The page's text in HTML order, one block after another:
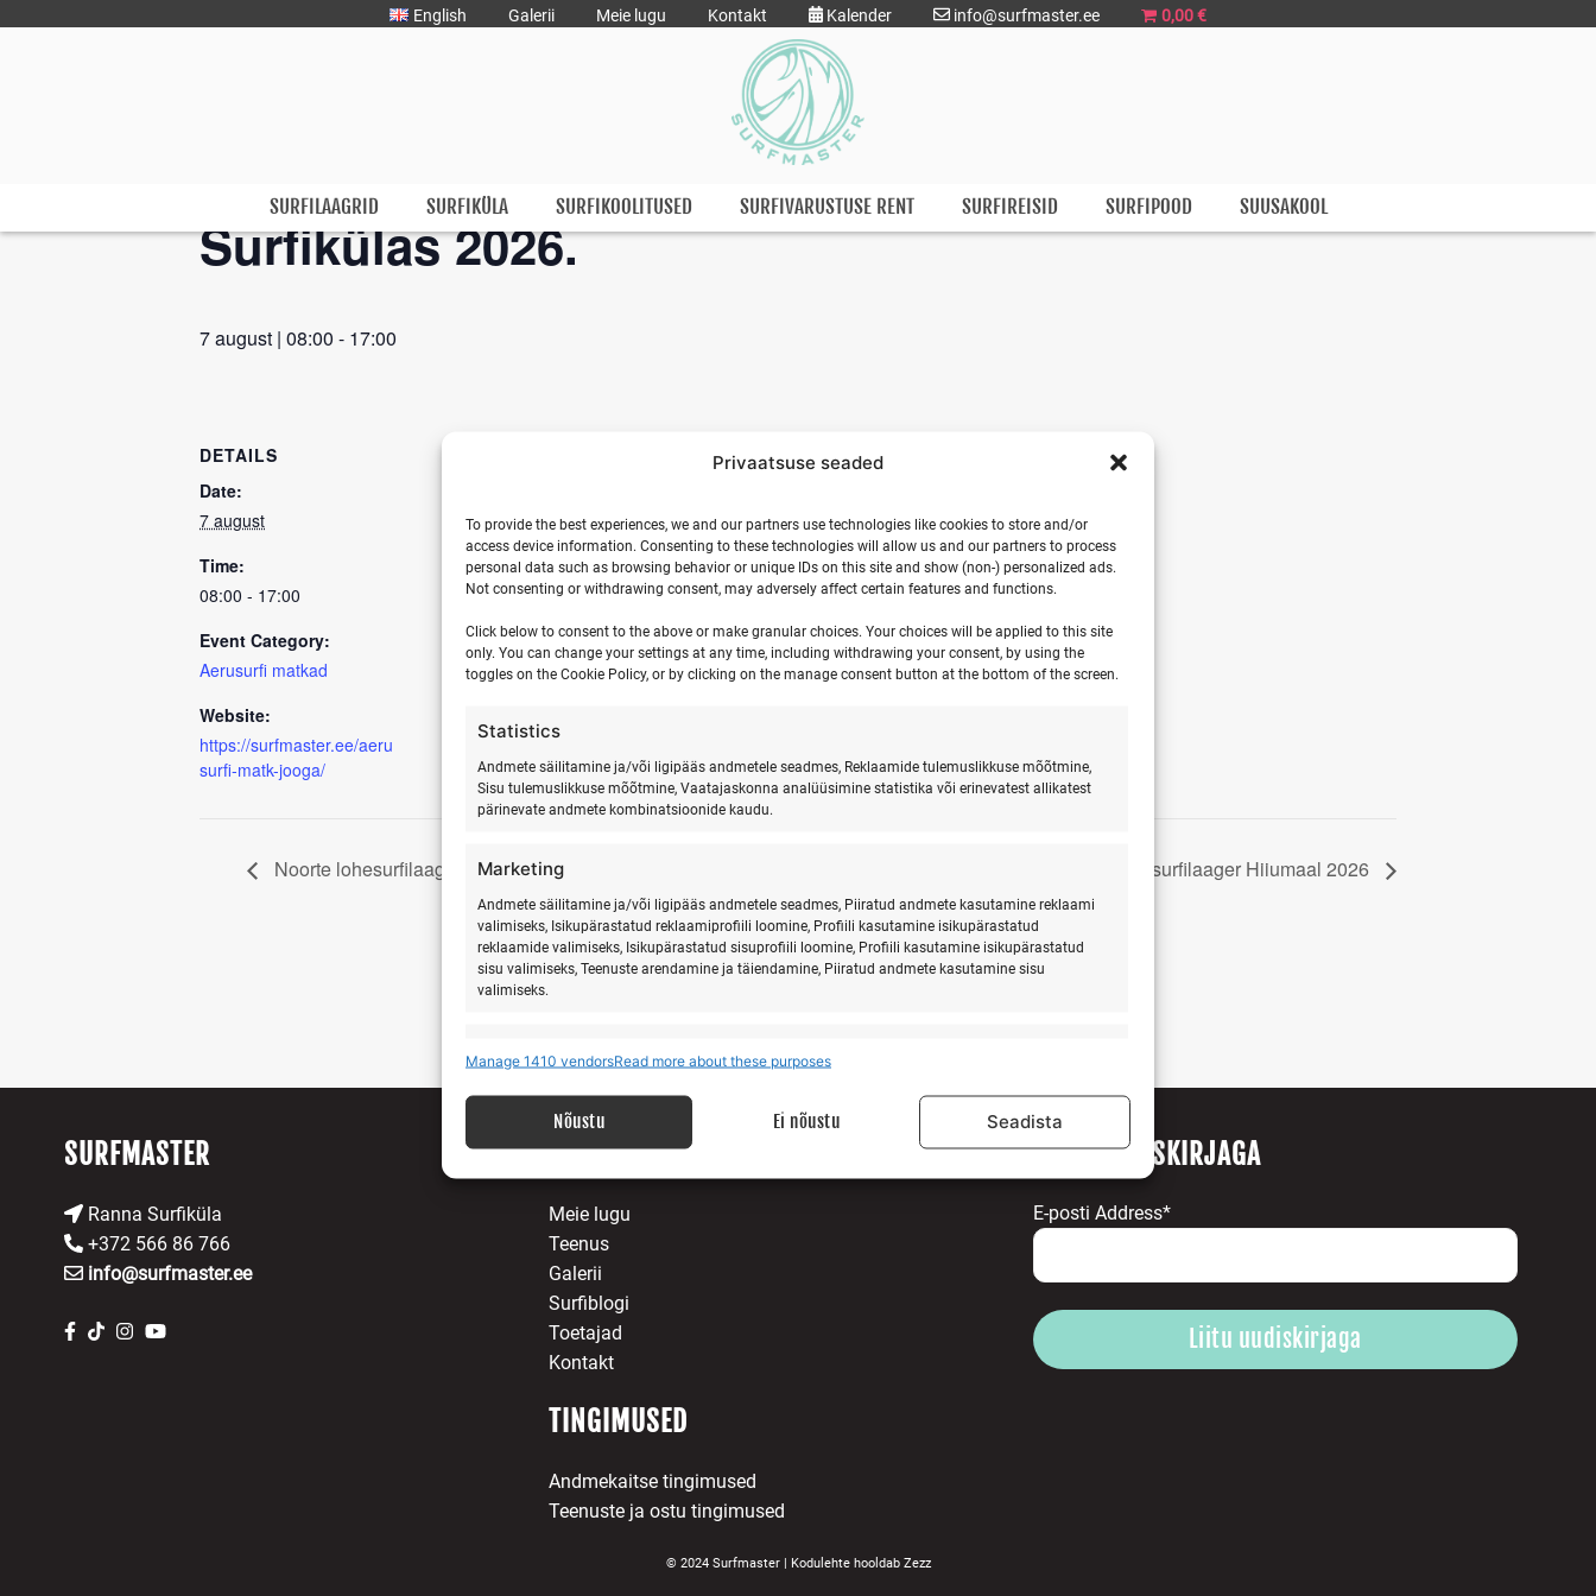
Privaatsuse seaded
To provide the best experiences, we and our partners use technologies like cookies to store and/or
access device information. Consenting to these technologies will allow us and our partners to process
personal data such as browsing behavior or unique IDs on this site and show (non-) personalized ads.
Not consenting or withdrawing consent, may adversely affect certain features and functions.
Click below to consent to the above or make granular choices. Your choices will be applied to this site
only. You can change your settings at any time, including withdrawing your consent, by using the
toggles on the Cookie Policy, or by clicking on the manage consent button at the bottom of the screen.
Statistics
Andmete säilitamine ja/või ligipääs andmetele seadmes, Reklaamide tulemuslikkuse mõõtmine,
Sisu tulemuslikkuse mõõtmine, Vaatajaskonna analüüsimine statistika või erinevatest allikatest
pärinevate andmete kombinatsioonide kaudu.
Marketing
Andmete säilitamine ja/või ligipääs andmetele seadmes, Piiratud andmete kasutamine reklaami
valimiseks, Isikupärastatud reklaamiprofiili loomine, Profiili kasutamine isikupärastatud
reklaamide valimiseks, Isikupärastatud sisuprofiili loomine, Profiili kasutamine isikupärastatud
sisu valimiseks, Teenuste arendamine ja täiendamine, Piiratud andmete kasutamine sisu
valimiseks.
seostamine, Seadmete tuvastamine automaatselt edastatud andmete põhjal.
puutumatusega seotud valikute salvestamine ja edastamine.
Manage 1410 vendorsRead more about these purposes
Nõustu Ei nõustu Seadista
English Galerii Meie lugu Kontakt Kalender info@surfmaster.ee 0,00 €
SURFILAAGRID SURFIKÜLA SURFIKOOLITUSED SURFIVARUSTUSE RENT SURFIREISID SURFIPOOD SUUSAKOOL
Jooga & aerusurfi matk Hiiumaal, Ranna
Surfikülas 2026.
7 august | 08:00 - 17:00
DETAILS
Date:
7 august
Time:
08:00 - 17:00
Event Category:
Aerusurfi matkad
Website:
https://surfmaster.ee/aeru
surfi-matk-jooga/
Noorte lohesurfilaager Hiiumaal 2026. Ranna Surfikülas. Isa ja lapse surfilaager Hiiumaal 2026
SURFMASTER
Ranna Surfiküla
+372 566 86 766
info@surfmaster.ee
MEIST
Meie lugu
Teenus
Galerii
Surfiblogi
Toetajad
Kontakt
TINGIMUSED
Andmekaitse tingimused
Teenuste ja ostu tingimused
LIITU UUDISKIRJAGA
E-posti Address*
© 2024 Surfmaster | Kodulehte hooldab Zezz